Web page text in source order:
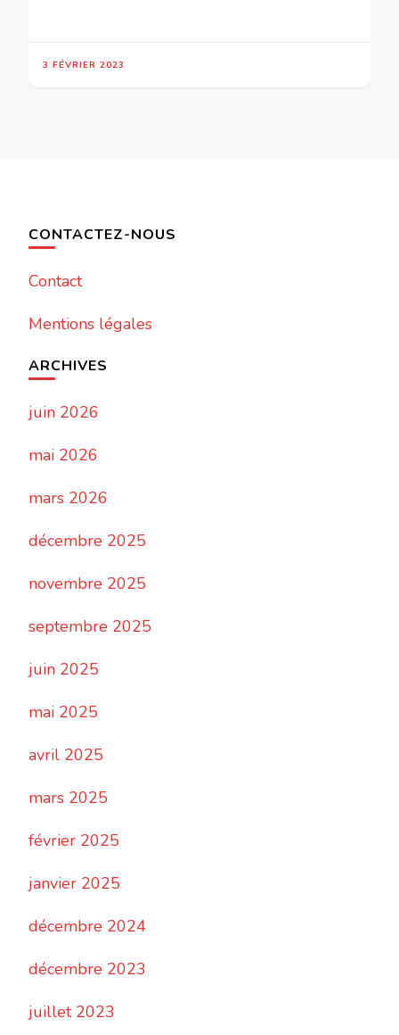
3 FÉVRIER 2023
CONTACTEZ-NOUS
Contact
Mentions légales
ARCHIVES
juin 2026
mai 2026
mars 2026
décembre 2025
novembre 2025
septembre 2025
juin 2025
mai 2025
avril 2025
mars 2025
février 2025
janvier 2025
décembre 2024
décembre 2023
juillet 2023